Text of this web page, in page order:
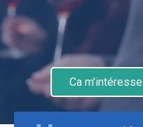
Ca m'intéresse